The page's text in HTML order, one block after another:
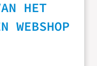
HET
WEBSHOP